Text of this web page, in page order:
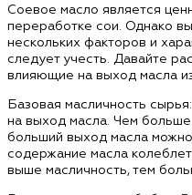
Соевое масло является
переработке сои. Однако
нескольких факторов и
следует учесть. Давайте
влияющие на выход масла из
Базовая масличность
на выход масла. Чем
больший выход масла
содержание масла
выше масличность, тем